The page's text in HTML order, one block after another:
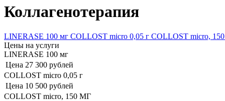
Коллагенотерапия
LINERASE 100 мг COLLOST micro 0,05 г COLLOST micro,
Цены на услуги
LINERASE 100 мг
Цена 27 300 рублей
COLLOST micro 0,05 г
Цена 10 500 рублей
COLLOST micro, 150 МГ